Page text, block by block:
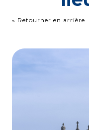
« Retourner en arrière